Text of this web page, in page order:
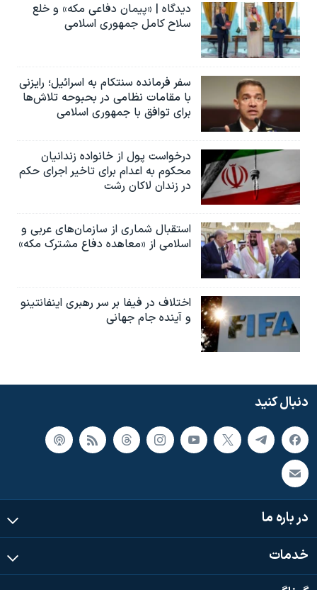
دیدگاه | «پیمان دفاعی مکه» و خلع
سلاح کامل جمهوری اسلامی
سفر فرمانده سنتکام به اسرائیل؛ رایزنی
با مقامات نظامی در بحبوحه تلاش‌ها
برای توافق با جمهوری اسلامی
درخواست پول از خانواده زندانیان
محکوم به‌ اعدام برای تاخیر اجرای حکم
در زندان لاکان رشت
استقبال شماری از سازمان‌های عربی و
اسلامی از «معاهده دفاع مشترک مکه»
اختلاف در فیفا بر سر رهبری اینفانتینو
و آینده جام جهانی
دنبال کنید
در باره ما
خدمات